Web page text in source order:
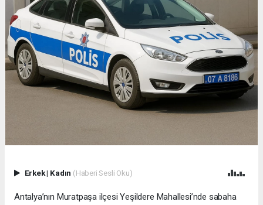
Erkek| Kadın (Haberi Sesli Oku)
Antalya’nın Muratpaşa ilçesi Yeşildere Mahallesi’nde sabaha